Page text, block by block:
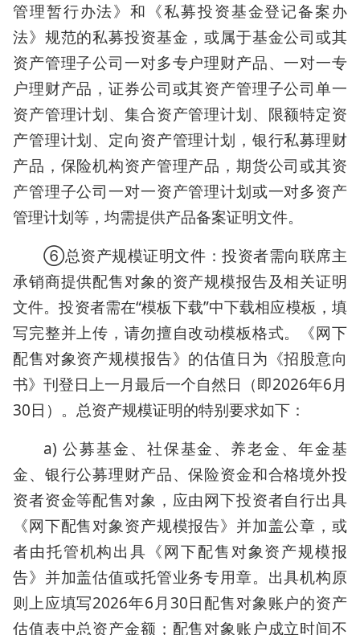
管理暂行办法》和《私募投资基金登记备案办
法》规范的私募投资基金，或属于基金公司或其
资产管理子公司一对多专户理财产品、一对一专
户理财产品，证券公司或其资产管理子公司单一
资产管理计划、集合资产管理计划、限额特定资
产管理计划、定向资产管理计划，银行私募理财
产品，保险机构资产管理产品，期货公司或其资
产管理子公司一对一资产管理计划或一对多资产
管理计划等，均需提供产品备案证明文件。
⑥总资产规模证明文件：投资者需向联席主
承销商提供配售对象的资产规模报告及相关证明
文件。投资者需在“模板下载”中下载相应模板，填
写完整并上传，请勿擅自改动模板格式。《网下
配售对象资产规模报告》的估值日为《招股意向
书》刊登日上一月最后一个自然日（即2026年6月
30日）。总资产规模证明的特别要求如下：
a) 公募基金、社保基金、养老金、年金基
金、银行公募理财产品、保险资金和合格境外投
资者资金等配售对象，应由网下投资者自行出具
《网下配售对象资产规模报告》并加盖公章，或
者由托管机构出具《网下配售对象资产规模报
告》并加盖估值或托管业务专用章。出具机构原
则上应填写2026年6月30日配售对象账户的资产
估值表中总资产金额；配售对象账户成立时间不